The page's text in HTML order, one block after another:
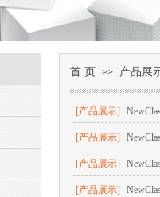
首 页 >> 产品展
[产品展示]
[产品展示]
[产品展示]
[产品展示]